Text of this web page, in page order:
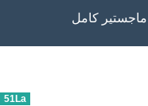
ماجستير كامل
51La